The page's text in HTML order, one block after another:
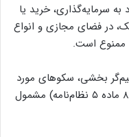
به سرمایه‌گذاری، خرید یا
در فضای مجازی و انواع
بخشی، سکوهای مورد
تایید نهادهای خودتنظیم‌گر (موضوع بند ۸ ماده ۵ نظام‌نامه) مشمول